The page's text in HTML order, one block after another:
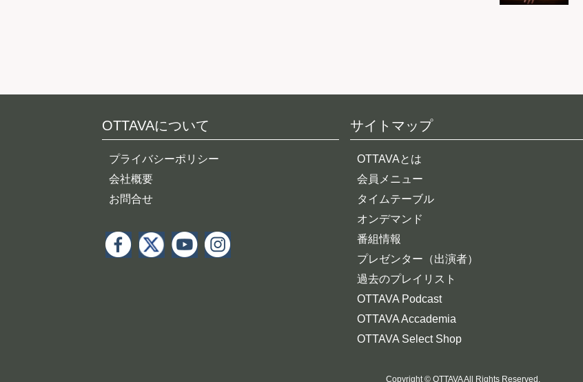
OTTAVAについて
プライバシーポリシー
会社概要
お問合せ
サイトマップ
OTTAVAとは
会員メニュー
タイムテーブル
オンデマンド
番組情報
プレゼンター（出演者）
過去のプレイリスト
OTTAVA Podcast
OTTAVA Accademia
OTTAVA Select Shop
Copyright © OTTAVA All Rights Reserved.